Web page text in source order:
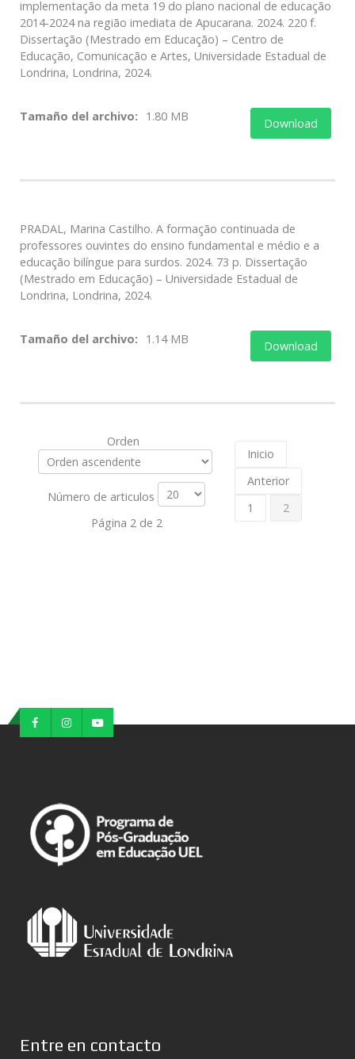
implementação da meta 19 do plano nacional de educação
2014-2024 na região imediata de Apucarana. 2024. 220 f.
Dissertação (Mestrado em Educação) – Centro de
Educação, Comunicação e Artes, Universidade Estadual de
Londrina, Londrina, 2024.
Tamaño del archivo: 1.80 MB Download
PRADAL, Marina Castilho. A formação continuada de
professores ouvintes do ensino fundamental e médio e a
educação bilíngue para surdos. 2024. 73 p. Dissertação
(Mestrado em Educação) – Universidade Estadual de
Londrina, Londrina, 2024.
Tamaño del archivo: 1.14 MB Download
Orden
Número de articulos
Página 2 de 2
Inicio
Anterior
1
2
Entre en contacto